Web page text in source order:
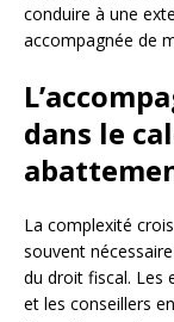
conduire à une
accompagnée de
dans le
La complexité
souvent
du droit fiscal. Les
et les conseillers